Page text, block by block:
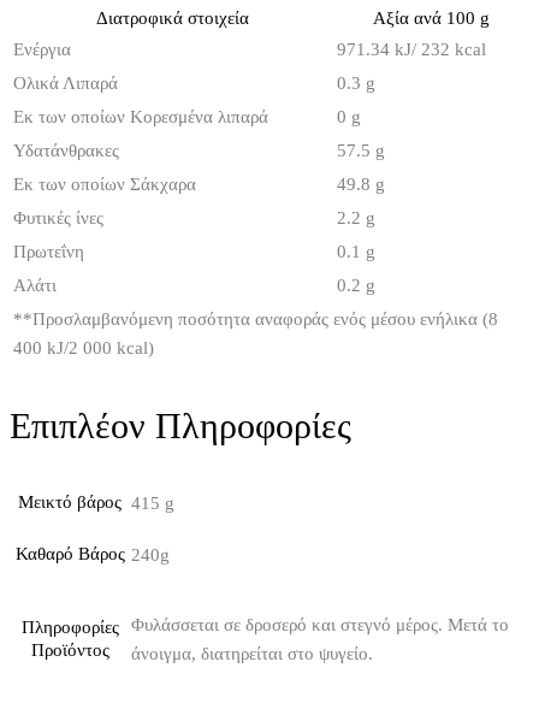
Διατροφικά στοιχεία
Αξία ανά 100 g
Ενέργια
971.34 kJ/ 232 kcal
Ολικά Λιπαρά
0.3 g
Εκ των οποίων Κορεσμένα λιπαρά
0 g
Υδατάνθρακες
57.5 g
Εκ των οποίων Σάκχαρα
49.8 g
Φυτικές ίνες
2.2 g
Πρωτεΐνη
0.1 g
Αλάτι
0.2 g
**Προσλαμβανόμενη ποσότητα αναφοράς ενός μέσου ενήλικα (8
400 kJ/2 000 kcal)
Επιπλέον Πληροφορίες
Μεικτό βάρος 415 g
Καθαρό Βάρος 240g
Πληροφορίες
Προϊόντος
Φυλάσσεται σε δροσερό και στεγνό μέρος. Μετά το
άνοιγμα, διατηρείται στο ψυγείο.